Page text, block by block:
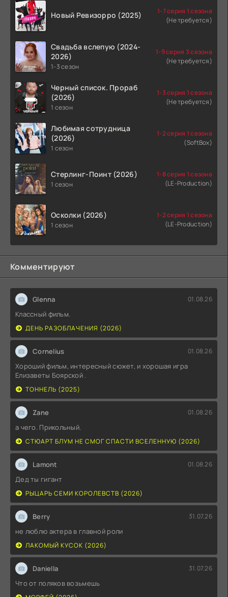
Новый Ревизорро (2025)
1-7 серия 1 сезона
(Не требуется)
Свадьба вслепую (2024-
2026)
1-3 сезон
1-9 серия 3 сезона
(Не требуется)
Черный список. Прораб
(2026)
1 сезон
1-3 серия 1 сезона
(Не требуется)
Любимая сотрудница
(2026)
1 сезон
1-2 серия 1 сезона
(SoftBox)
Стерлинг-Поинт (2026)
1 сезон
1-8 серия 1 сезона
(LE-Production)
Осколки (2026)
1 сезон
1-2 серия 1 сезона
(LE-Production)
Комментируют
Glenna 01.08.26
Классный фильм.
ДЕНЬ РАЗОБЛАЧЕНИЯ (2026)
Cornelius 01.08.26
Хороший фильм, интересный сюжет, и хорошая игра
Елизаветы Боярской .
ТОННЕЛЬ (2025)
Zane 01.08.26
а чего. Прикольный.
СТЮАРТ БЛУМ НЕ СМОГ СПАСТИ ВСЕЛЕННУЮ (2026)
Lamont 01.08.26
Дед ты гигант
РЫЦАРЬ СЕМИ КОРОЛЕВСТВ (2026)
Berry 31.07.26
не люблю актера в главной роли
ЛАКОМЫЙ КУСОК (2026)
Daniella 31.07.26
Что от поляков возьмешь